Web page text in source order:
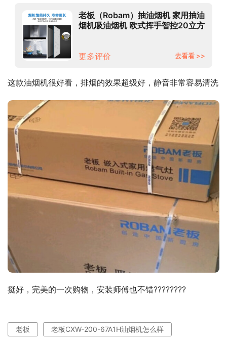
老板（Robam）抽油烟机 家用抽油
烟机吸油烟机 欧式挥手智控20立方
更多评价
去看看 >>
这款油烟机很好看，排烟的效果超级好，静音非常容易清洗
挺好，完美的一次购物，安装师傅也不错????????
老板 老板CXW-200-67A1H油烟机怎么样